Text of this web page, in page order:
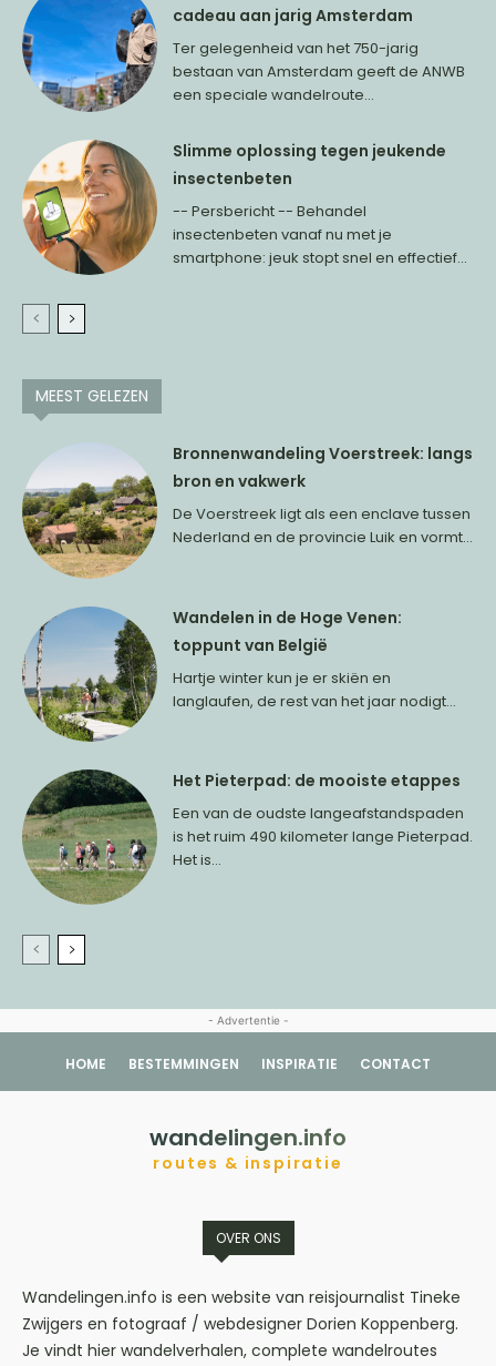
cadeau aan jarig Amsterdam
Ter gelegenheid van het 750-jarig
bestaan van Amsterdam geeft de ANWB
een speciale wandelroute...
Slimme oplossing tegen jeukende
insectenbeten
-- Persbericht -- Behandel
insectenbeten vanaf nu met je
smartphone: jeuk stopt snel en effectief...
MEEST GELEZEN
Bronnenwandeling Voerstreek: langs
bron en vakwerk
De Voerstreek ligt als een enclave tussen
Nederland en de provincie Luik en vormt...
Wandelen in de Hoge Venen:
toppunt van België
Hartje winter kun je er skiën en
langlaufen, de rest van het jaar nodigt...
Het Pieterpad: de mooiste etappes
Een van de oudste langeafstandspaden
is het ruim 490 kilometer lange Pieterpad.
Het is...
- Advertentie -
HOME BESTEMMINGEN INSPIRATIE CONTACT
wandelingen.info
routes & inspiratie
OVER ONS
Wandelingen.info is een website van reisjournalist Tineke
Zwijgers en fotograaf / webdesigner Dorien Koppenberg.
Je vindt hier wandelverhalen, complete wandelroutes